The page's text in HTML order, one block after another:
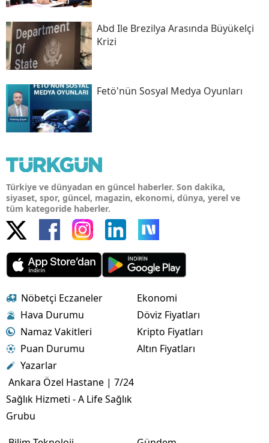
Abd Ile Brezilya Arasında Büyükelçi
Krizi
Fetö'nün Sosyal Medya Oyunları
Türkiye ve dünyadan en güncel haberler. Son dakika,
siyaset, spor, güncel, magazin, ekonomi, dünya, yerel ve
tüm kategoride haberler.
Nöbetçi Eczaneler
Hava Durumu
Namaz Vakitleri
Puan Durumu
Yazarlar
Ankara Özel Hastane | 7/24
Sağlık Hizmeti - A Life Sağlık
Grubu
Ekonomi
Döviz Fiyatları
Kripto Fiyatları
Altın Fiyatları